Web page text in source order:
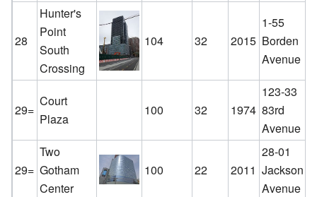
28
Hunter's
Point
South
Crossing
104 32 2015
1-55
Borden
Avenue
29=
Court
Plaza
100 32 1974
123-33
83rd
Avenue
29=
Two
Gotham
Center
100 22 2011
28-01
Jackson
Avenue